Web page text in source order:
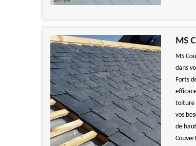
MS
MS
dans
Forts
toiture
vos
de